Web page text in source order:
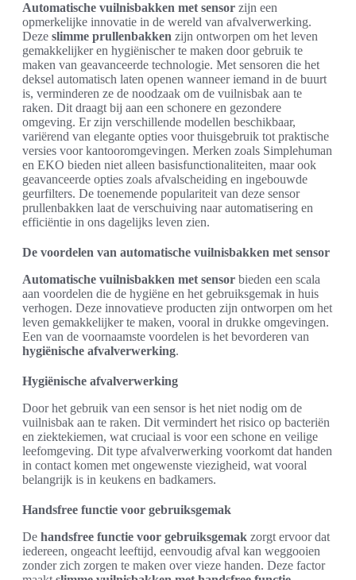
Automatische vuilnisbakken met sensor zijn een
opmerkelijke innovatie in de wereld van afvalverwerking.
Deze slimme prullenbakken zijn ontworpen om het leven
gemakkelijker en hygiënischer te maken door gebruik te
maken van geavanceerde technologie. Met sensoren die het
deksel automatisch laten openen wanneer iemand in de buurt
is, verminderen ze de noodzaak om de vuilnisbak aan te
raken. Dit draagt bij aan een schonere en gezondere
omgeving. Er zijn verschillende modellen beschikbaar,
variërend van elegante opties voor thuisgebruik tot praktische
versies voor kantooromgevingen. Merken zoals Simplehuman
en EKO bieden niet alleen basisfunctionaliteiten, maar ook
geavanceerde opties zoals afvalscheiding en ingebouwde
geurfilters. De toenemende populariteit van deze sensor
prullenbakken laat de verschuiving naar automatisering en
efficiëntie in ons dagelijks leven zien.
De voordelen van automatische vuilnisbakken met sensor
Automatische vuilnisbakken met sensor bieden een scala
aan voordelen die de hygiëne en het gebruiksgemak in huis
verhogen. Deze innovatieve producten zijn ontworpen om het
leven gemakkelijker te maken, vooral in drukke omgevingen.
Een van de voornaamste voordelen is het bevorderen van
hygiënische afvalverwerking.
Hygiënische afvalverwerking
Door het gebruik van een sensor is het niet nodig om de
vuilnisbak aan te raken. Dit vermindert het risico op bacteriën
en ziektekiemen, wat cruciaal is voor een schone en veilige
leefomgeving. Dit type afvalverwerking voorkomt dat handen
in contact komen met ongewenste viezigheid, wat vooral
belangrijk is in keukens en badkamers.
Handsfree functie voor gebruiksgemak
De handsfree functie voor gebruiksgemak zorgt ervoor dat
iedereen, ongeacht leeftijd, eenvoudig afval kan weggooien
zonder zich zorgen te maken over vieze handen. Deze factor